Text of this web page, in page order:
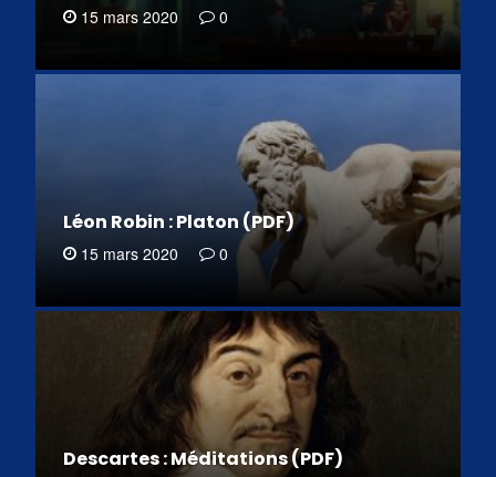
15 mars 2020 0
Léon Robin : Platon (PDF)
15 mars 2020 0
Descartes : Méditations (PDF)